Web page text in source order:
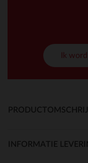
Ik
INFORMATIE